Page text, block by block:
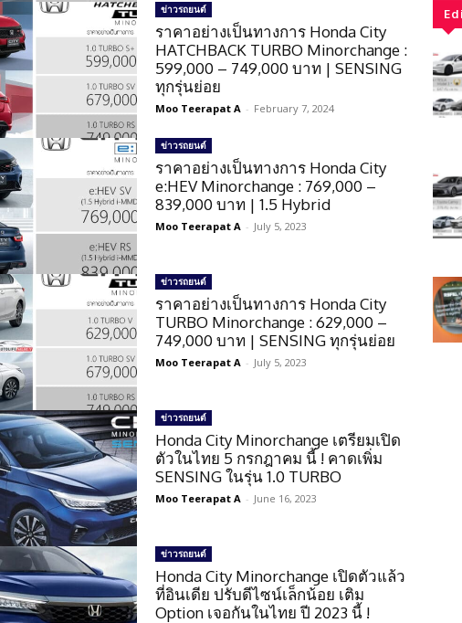
ข่าวรถยนต์
ราคาอย่างเป็นทางการ Honda City
HATCHBACK TURBO Minorchange :
599,000 – 749,000 บาท | SENSING
ทุกรุ่นย่อย
Moo Teerapat A - February 7, 2024
ข่าวรถยนต์
ราคาอย่างเป็นทางการ Honda City
e:HEV Minorchange : 769,000 –
839,000 บาท | 1.5 Hybrid
Moo Teerapat A - July 5, 2023
ข่าวรถยนต์
ราคาอย่างเป็นทางการ Honda City
TURBO Minorchange : 629,000 –
749,000 บาท | SENSING ทุกรุ่นย่อย
Moo Teerapat A - July 5, 2023
ข่าวรถยนต์
Honda City Minorchange เตรียมเปิด
ตัวในไทย 5 กรกฎาคม นี้ ! คาดเพิ่ม
SENSING ในรุ่น 1.0 TURBO
Moo Teerapat A - June 16, 2023
ข่าวรถยนต์
Honda City Minorchange เปิดตัวแล้ว
ที่อินเดีย ปรับดีไซน์เล็กน้อย เติม
Option เจอกันในไทย ปี 2023 นี้ !